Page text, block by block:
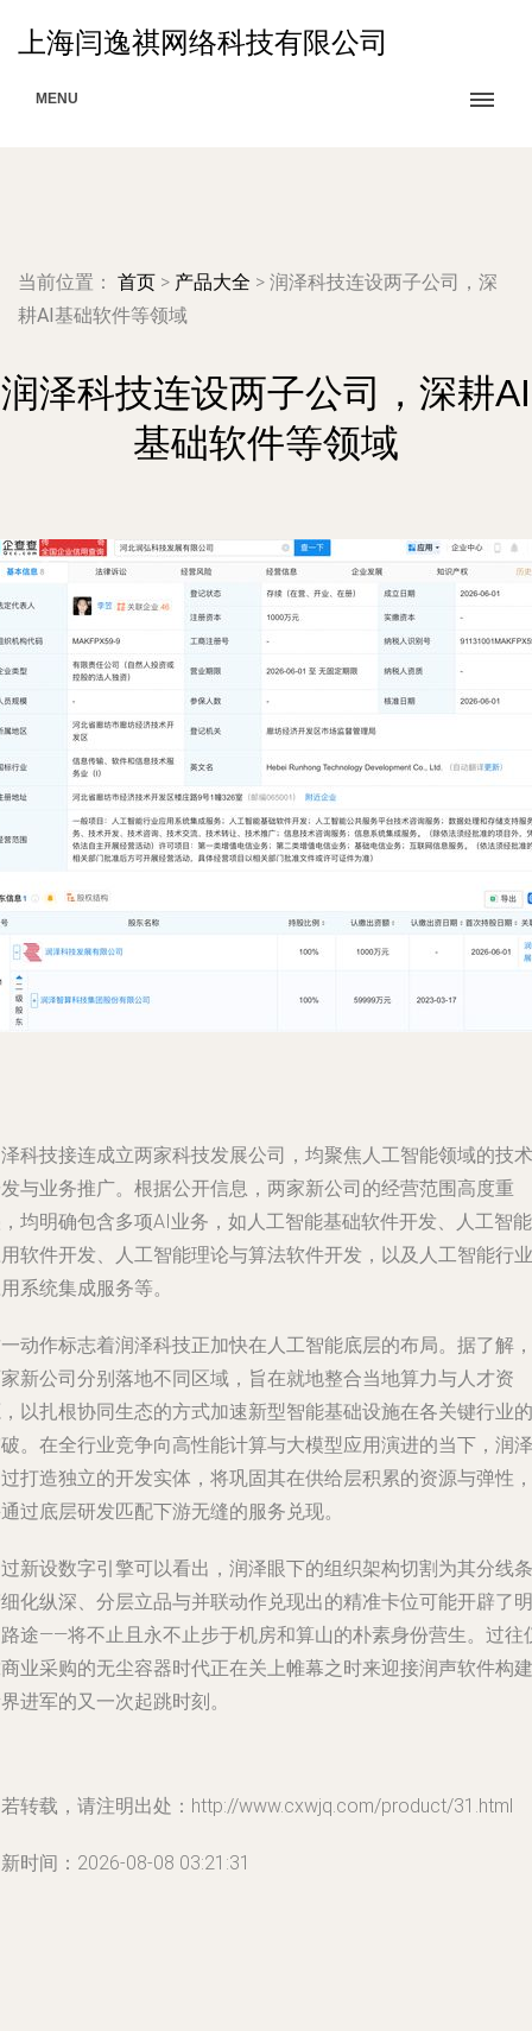
上海闫逸祺网络科技有限公司
MENU
当前位置： 首页 > 产品大全 > 润泽科技连设两子公司，深
耕AI基础软件等领域
润泽科技连设两子公司，深耕AI
基础软件等领域
科技接连成立两家科技发展公司，均聚焦人工智能领域的技术
与业务推广。根据公开信息，两家新公司的经营范围高度重
均明确包含多项AI业务，如人工智能基础软件开发、人工智能
软件开发、人工智能理论与算法软件开发，以及人工智能行业
系统集成服务等。
动作标志着润泽科技正加快在人工智能底层的布局。据了解，
新公司分别落地不同区域，旨在就地整合当地算力与人才资
以扎根协同生态的方式加速新型智能基础设施在各关键行业的
。在全行业竞争向高性能计算与大模型应用演进的当下，润泽
打造独立的开发实体，将巩固其在供给层积累的资源与弹性，
过底层研发匹配下游无缝的服务兑现。
新设数字引擎可以看出，润泽眼下的组织架构切割为其分线条
化纵深、分层立品与并联动作兑现出的精准卡位可能开辟了明
途——将不止且永不止步于机房和算山的朴素身份营生。过往
业采购的无尘容器时代正在关上帷幕之时来迎接润声软件构建
进军的又一次起跳时刻。
转载，请注明出处：http://www.cxwjq.com/product/31.html
时间：2026-08-08 03:21:31